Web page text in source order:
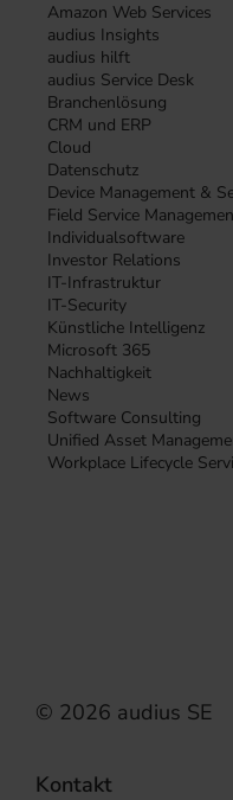
Amazon Web Services
audius Insights
audius hilft
audius Service Desk
Branchenlösung
CRM und ERP
Cloud
Datenschutz
Device Management &
Field Service
Individualsoftware
Investor Relations
IT-Infrastruktur
IT-Security
Künstliche Intelligenz
Microsoft 365
Nachhaltigkeit
News
Software Consulting
Unified Asset
Workplace Lifecycle
Kontakt